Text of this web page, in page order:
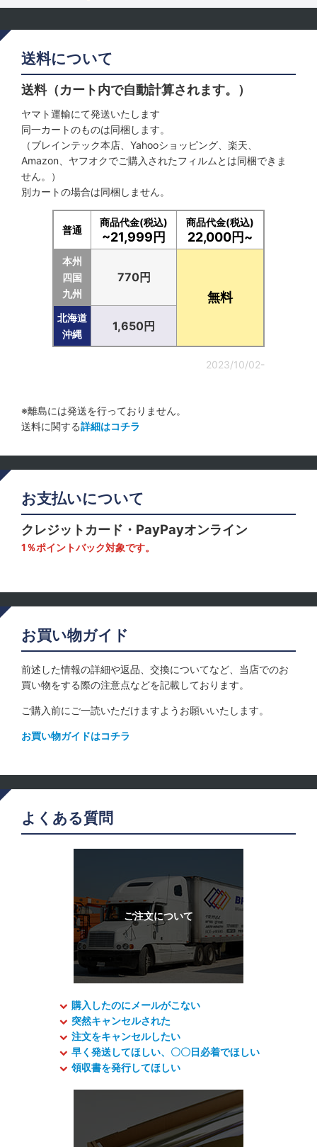
送料について
送料（カート内で自動計算されます。）
ヤマト運輸にて発送いたします
同一カートのものは同梱します。
（ブレインテック本店、Yahooショッピング、楽天、
Amazon、ヤフオクでご購入されたフィルムとは同梱できま
せん。）
別カートの場合は同梱しません。
普通
商品代金(税込)
~21,999円
商品代金(税込)
22,000円~
本州
四国
九州
770円
無料
北海道
沖縄
1,650円
2023/10/02-
※離島には発送を行っておりません。
送料に関する詳細はコチラ
お支払いについて
クレジットカード・PayPayオンライン
1％ポイントバック対象です。
お買い物ガイド
前述した情報の詳細や返品、交換についてなど、当店でのお
買い物をする際の注意点などを記載しております。
ご購入前にご一読いただけますようお願いいたします。
お買い物ガイドはコチラ
よくある質問
購入したのにメールがこない
突然キャンセルされた
注文をキャンセルしたい
早く発送してほしい、〇〇日必着でほしい
領収書を発行してほしい